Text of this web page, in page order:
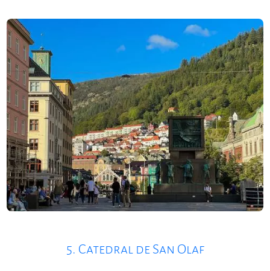
5. Catedral de San Olaf